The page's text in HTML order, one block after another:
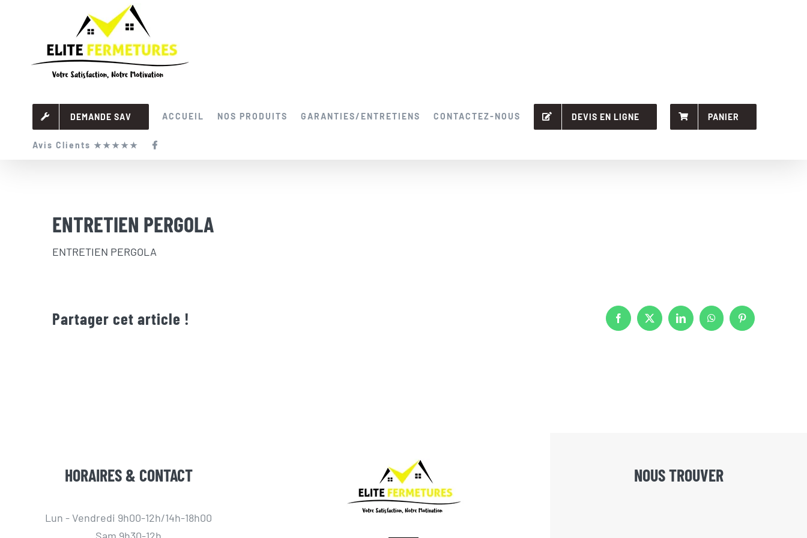
DEMANDE SAV ACCUEIL NOS PRODUITS GARANTIES/ENTRETIENS CONTACTEZ-NOUS DEVIS EN LIGNE PANIER
Avis Clients ★★★★★
ENTRETIEN PERGOLA
ENTRETIEN PERGOLA
Partager cet article ! Facebook
X LinkedInWhatsAppPinterest
HORAIRES & CONTACT
Lun - Vendredi 9h00-12h/14h-18h00
NOUS TROUVER